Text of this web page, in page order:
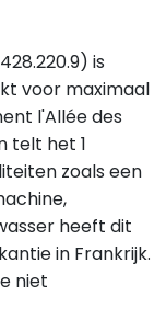
is
voor maximaal
l'Allée des
telt het 1
zoals een
heeft dit
in Frankrijk.
niet